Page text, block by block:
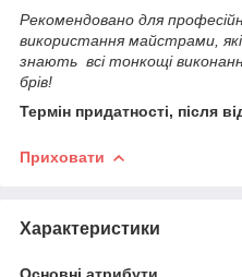
Рекомендовано для
використання майстрами,
знають всі тонкощі
брів!
Термін придатності, після
Приховати
Характеристики
Основні атрибути